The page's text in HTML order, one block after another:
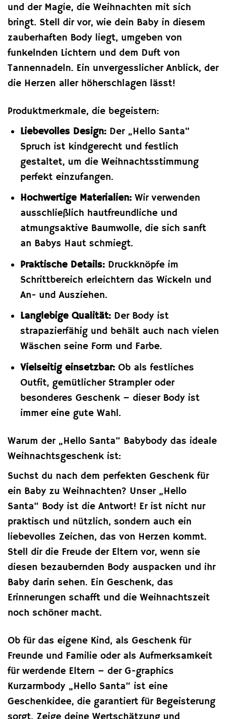
und der Magie, die Weihnachten mit sich
bringt. Stell dir vor, wie dein Baby in diesem
zauberhaften Body liegt, umgeben von
funkelnden Lichtern und dem Duft von
Tannennadeln. Ein unvergesslicher Anblick, der
die Herzen aller höherschlagen lässt!
Produktmerkmale, die begeistern:
Liebevolles Design:Der „Hello Santa“
Spruch ist kindgerecht und festlich
gestaltet, um die Weihnachtsstimmung
perfekt einzufangen.
Hochwertige Materialien:Wir verwenden
ausschließlich hautfreundliche und
atmungsaktive Baumwolle, die sich sanft
an Babys Haut schmiegt.
Praktische Details:Druckknöpfe im
Schrittbereich erleichtern das Wickeln und
An- und Ausziehen.
Langlebige Qualität:Der Body ist
strapazierfähig und behält auch nach vielen
Wäschen seine Form und Farbe.
Vielseitig einsetzbar:Ob als festliches
Outfit, gemütlicher Strampler oder
besonderes Geschenk – dieser Body ist
immer eine gute Wahl.
Warum der „Hello Santa“ Babybody das ideale
Weihnachtsgeschenk ist:
Suchst du nach dem perfekten Geschenk für
ein Baby zu Weihnachten? Unser „Hello
Santa“ Body ist die Antwort! Er ist nicht nur
praktisch und nützlich, sondern auch ein
liebevolles Zeichen, das von Herzen kommt.
Stell dir die Freude der Eltern vor, wenn sie
diesen bezaubernden Body auspacken und ihr
Baby darin sehen. Ein Geschenk, das
Erinnerungen schafft und die Weihnachtszeit
noch schöner macht.
Ob für das eigene Kind, als Geschenk für
Freunde und Familie oder als Aufmerksamkeit
für werdende Eltern – der G-graphics
Kurzarmbody „Hello Santa“ ist eine
Geschenkidee, die garantiert für Begeisterung